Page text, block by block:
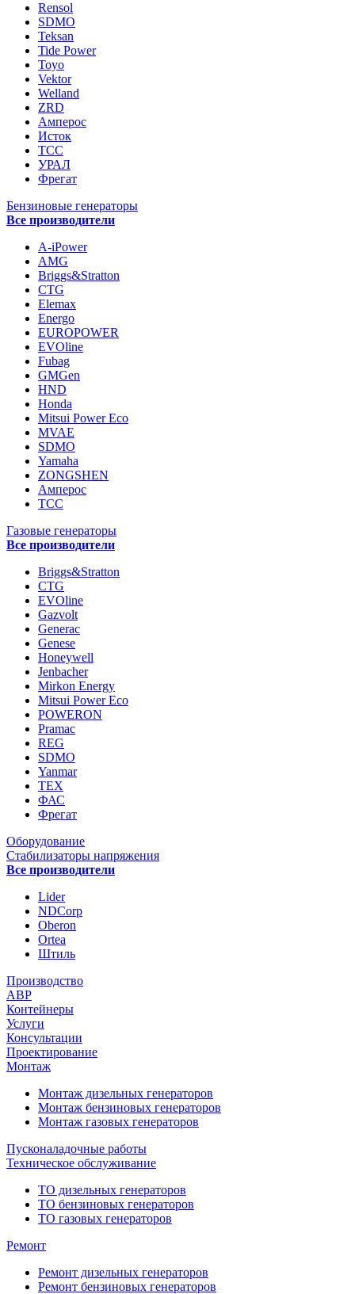
Rensol
SDMO
Teksan
Tide Power
Toyo
Vektor
Welland
ZRD
Амперос
Исток
ТСС
УРАЛ
Фрегат
Бензиновые генераторы
Все производители
A-iPower
AMG
Briggs&Stratton
CTG
Elemax
Energo
EUROPOWER
EVOline
Fubag
GMGen
HND
Honda
Mitsui Power Eco
MVAE
SDMO
Yamaha
ZONGSHEN
Амперос
ТСС
Газовые генераторы
Все производители
Briggs&Stratton
CTG
EVOline
Gazvolt
Generac
Genese
Honeywell
Jenbacher
Mirkon Energy
Mitsui Power Eco
POWERON
Pramac
REG
SDMO
Yanmar
ТЕХ
ФАС
Фрегат
Оборудование
Стабилизаторы напряжения
Все производители
Lider
NDCorp
Oberon
Ortea
Штиль
Производство
АВР
Контейнеры
Услуги
Консультации
Проектирование
Монтаж
Монтаж дизельных генераторов
Монтаж бензиновых генераторов
Монтаж газовых генераторов
Пусконаладочные работы
Техническое обслуживание
ТО дизельных генераторов
ТО бензиновых генераторов
ТО газовых генераторов
Ремонт
Ремонт дизельных генераторов
Ремонт бензиновых генераторов